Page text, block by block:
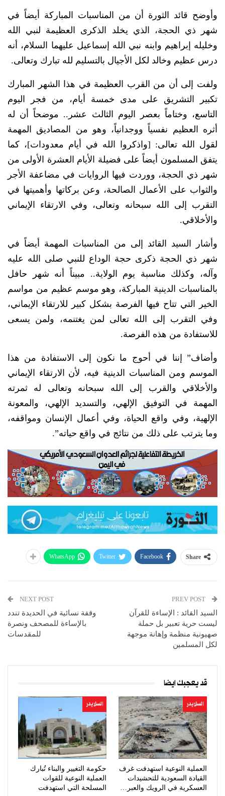
وأوضح قائد الثورة أن من المناسبات المباركة أيضاً في
شهر ذي الحجة، الذي يخلد الذكرى العظيمة لنبي الله
وخليله إبراهيم وابنه نبي الله إسماعيل عليهما السلام، أنه
درس عظيم وخالد لكل الأجيال بالتسليم لله تبارك وتعالى.
ولفت إلى أن من القرب العظيمة في هذا الشهر المبارك
تكبير التشريق على مدى خمسة أيام، من فجر اليوم
التاسع، وختاماً بعصر اليوم الثالث عشر.. موضحاً أن له
أثره العظيم نفسياً ووجدانياً، وهو من المصاديق المهمة
لقول الله تعالى: [واذكروا الله في أيام معدودات]، كما
يتفق المسلمون أيضاً على فضيلة الأيام العشرة الأولى من
شهر ذي الحجة، ووردت فيها الروايات في مضاعفة الأجر
والثواب على الأعمال الصالحة، وعن بركاتها وأهميتها في
التقرب إلى الله سبحانه وتعالى، وفي الارتقاء الإيماني
والأخلاقي.
وأشار السيد القائد إلى من المناسبات المهمة أيضاً في
شهر ذي الحجة ذكرى حجة الوداع للنبي صلى الله عليه
وآله، وكذلك مناسبة يوم الولاية.. مبيناً أنه شهر حافل
بالمناسبات الدينية المباركة، وهو موسم عظيم من مواسم
الخير التي تتاح فيها الفرصة بشكل كبير للارتقاء الإيماني،
وفي التقرب إلى الله تعالى لمن يغتنمه، ولمن يسعى
للاستفادة من هذه الفرصة.
وأضاف” إننا في أحوج ما نكون إلى الاستفادة من هذا
الموسم ومن المناسبات الدينية فيه، لأن الارتقاء الإيماني
والأخلاقي والقرب إلى الله سبحانه وتعالى له ثمرته
المهمة في التوفيق الإلهي، والتسديد الإلهي، والمعونة
الإلهية، وفي واقع الحياة، وفي أعمال الإنسان ومواقفه،
وما يترتب على ذلك من نتائج في واقع حياته”.
Share
Facebook
Twitter
WhatsApp
السيد القائد : الإساءة للقرآن
ليست حرية تعبير بل حملة
صهيونية منظمة وإهانة موجهة
لكل المسلمين
NEXT POST
وقفة نسائية في الحديدة تندد
بالإساءة للمصحف ونصرة
للمقدسات
قد يعجبك ايضا
السلايدر
العملية النوعية استهدفت غرف
القيادة السعودية للتحشيدات
العسكرية في الرويك والعبر…
السلايدر
حكومة التغيير والبناء تُبارك
العملية النوعية للقوات
المسلحة التي استهدفت